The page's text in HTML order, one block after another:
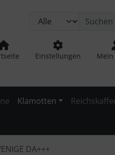
Einstellungen
Klamotten
DA+++